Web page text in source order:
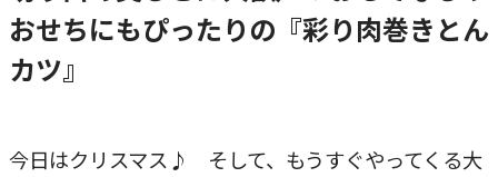
おせちにもぴったりの『彩り肉巻きとん
カツ』
今日はクリスマス♪ そして、もうすぐやってくる大